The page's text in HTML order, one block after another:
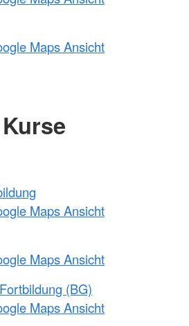
Maps Ansicht
Kurse
Maps Ansicht
Maps Ansicht
(BG)
Maps Ansicht